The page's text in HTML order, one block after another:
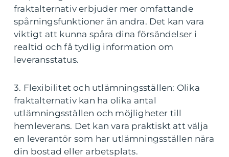
fraktalternativ erbjuder mer omfattande
spårningsfunktioner än andra. Det kan vara
viktigt att kunna spåra dina försändelser i
realtid och få tydlig information om
leveransstatus.
3. Flexibilitet och utlämningsställen: Olika
fraktalternativ kan ha olika antal
utlämningsställen och möjligheter till
hemleverans. Det kan vara praktiskt att välja
en leverantör som har utlämningsställen nära
din bostad eller arbetsplats.